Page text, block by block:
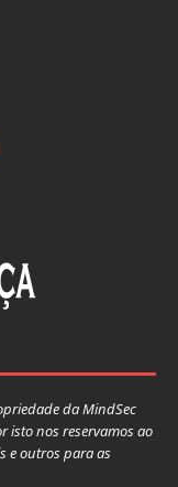
da MindSec
isto nos reservamos ao
e outros para as